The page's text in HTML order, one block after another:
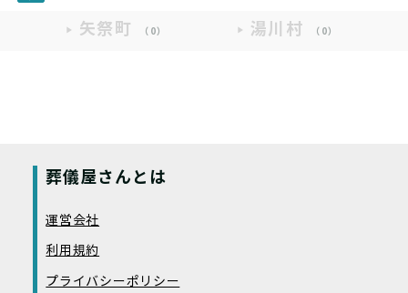
矢祭町 （0） 湯川村 （0）
葬儀屋さんとは
運営会社
利用規約
プライバシーポリシー